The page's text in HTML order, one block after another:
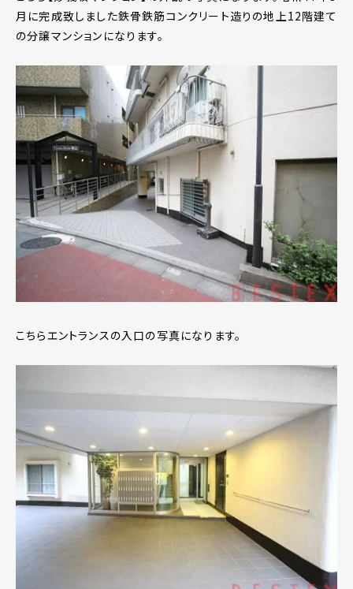
月に完成致しました鉄骨鉄筋コンクリート造りの地上12階建て
の分譲マンションになります。
こちらエントランスの入口の写真になります。